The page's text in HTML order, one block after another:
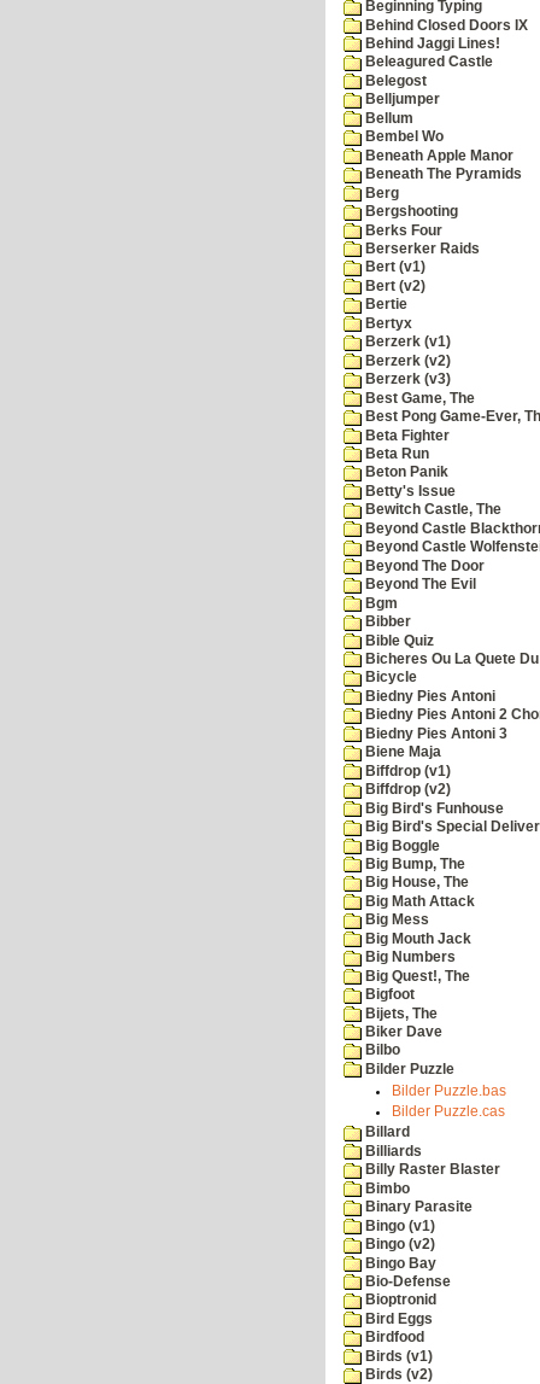
Beginning Typing
Behind Closed Doors IX
Behind Jaggi Lines!
Beleagured Castle
Belegost
Belljumper
Bellum
Bembel Wo
Beneath Apple Manor
Beneath The Pyramids
Berg
Bergshooting
Berks Four
Berserker Raids
Bert (v1)
Bert (v2)
Bertie
Bertyx
Berzerk (v1)
Berzerk (v2)
Berzerk (v3)
Best Game, The
Best Pong Game-Ever,
Beta Fighter
Beta Run
Beton Panik
Betty's Issue
Bewitch Castle, The
Beyond Castle
Beyond Castle
Beyond The Door
Beyond The Evil
Bgm
Bibber
Bible Quiz
Bicheres Ou La Quete
Bicycle
Biedny Pies Antoni
Biedny Pies Antoni 2
Biedny Pies Antoni 3
Biene Maja
Biffdrop (v1)
Biffdrop (v2)
Big Bird's Funhouse
Big Bird's Special
Big Boggle
Big Bump, The
Big House, The
Big Math Attack
Big Mess
Big Mouth Jack
Big Numbers
Big Quest!, The
Bigfoot
Bijets, The
Biker Dave
Bilbo
Bilder Puzzle
Bilder Puzzle.bas
Bilder Puzzle.cas
Billard
Billiards
Billy Raster Blaster
Bimbo
Binary Parasite
Bingo (v1)
Bingo (v2)
Bingo Bay
Bio-Defense
Bioptronid
Bird Eggs
Birdfood
Birds (v1)
Birds (v2)